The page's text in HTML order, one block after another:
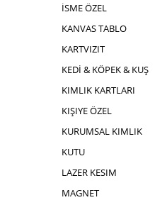
İSME ÖZEL
KANVAS TABLO
KARTVIZIT
KEDİ & KÖPEK & KUŞ
KIMLIK KARTLARI
KIŞIYE ÖZEL
KURUMSAL KIMLIK
KUTU
LAZER KESIM
MAGNET